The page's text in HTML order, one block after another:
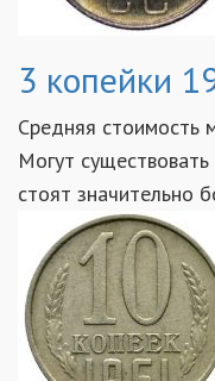
3 копейки
Средняя стоимость
Могут
стоят значительно